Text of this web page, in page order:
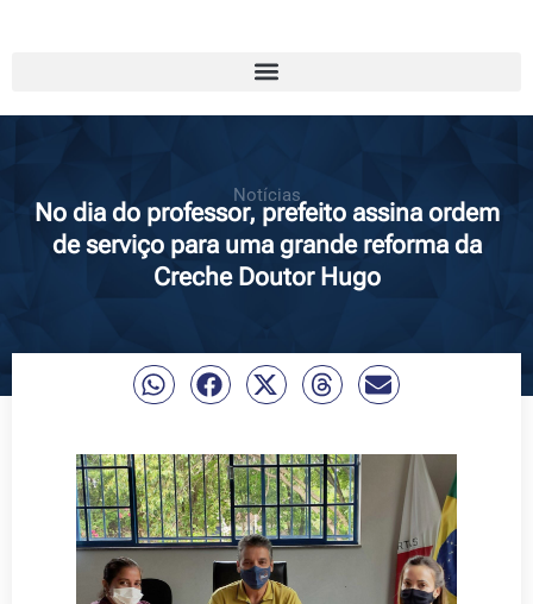
Notícias
No dia do professor, prefeito assina ordem
de serviço para uma grande reforma da
Creche Doutor Hugo